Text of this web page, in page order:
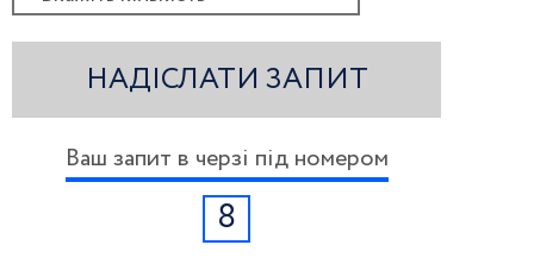
НАДІСЛАТИ ЗАПИТ
Ваш запит в черзі під номером
8